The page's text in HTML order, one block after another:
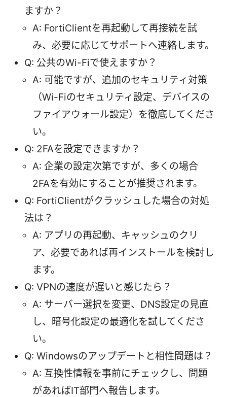
ますか？
A: FortiClientを再起動して再接続を試
み、必要に応じてサポートへ連絡します。
Q: 公共のWi-Fiで使えますか？
A: 可能ですが、追加のセキュリティ対策
（Wi-Fiのセキュリティ設定、デバイスの
ファイアウォール設定）を徹底してくださ
い。
Q: 2FAを設定できますか？
A: 企業の設定次第ですが、多くの場合
2FAを有効にすることが推奨されます。
Q: FortiClientがクラッシュした場合の対処
法は？
A: アプリの再起動、キャッシュのクリ
ア、必要であれば再インストールを検討し
ます。
Q: VPNの速度が遅いと感じたら？
A: サーバー選択を変更、DNS設定の見直
し、暗号化設定の最適化を試してくださ
い。
Q: Windowsのアップデートと相性問題は？
A: 互換性情報を事前にチェックし、問題
があればIT部門へ報告します。